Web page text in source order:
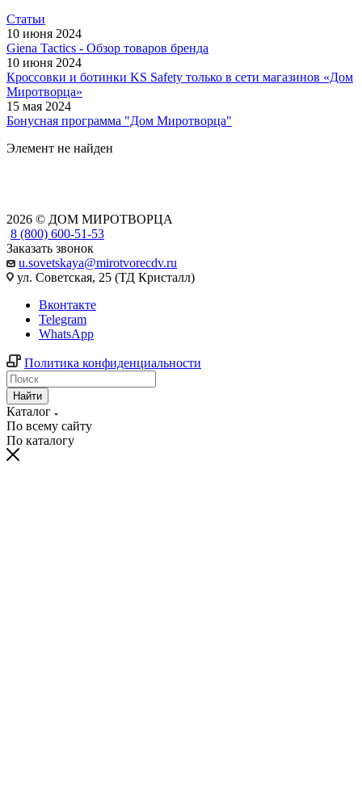
Статьи
10 июня 2024
Giena Tactics - Обзор товаров бренда
10 июня 2024
Кроссовки и ботинки KS Safety только в сети магазинов «Дом
Миротворца»
15 мая 2024
Бонусная программа "Дом Миротворца"
Элемент не найден
2026 © ДОМ МИРОТВОРЦА
8 (800) 600-51-53
Заказать звонок
u.sovetskaya@mirotvorecdv.ru
ул. Советская, 25 (ТД Кристалл)
Вконтакте
Telegram
WhatsApp
Политика конфиденциальности
Найти
Каталог
По всему сайту
По каталогу